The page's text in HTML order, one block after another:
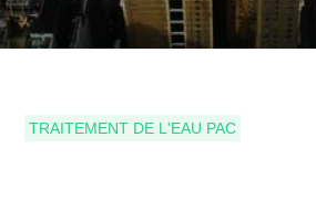
TRAITEMENT DE L'EAU PAC